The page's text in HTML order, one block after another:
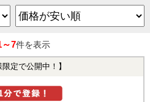
売りたい
～7件を表示
定で公開中！】